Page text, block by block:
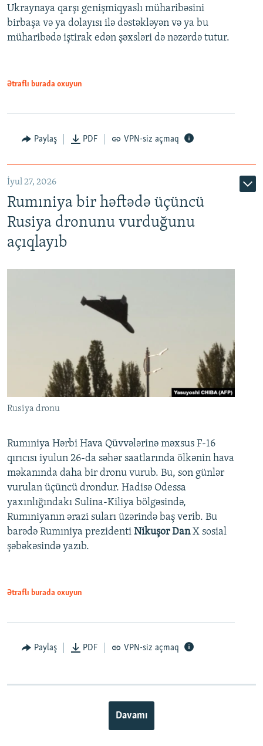
Ukraynaya qarşı genişmiqyaslı müharibəsini
birbaşa və ya dolayısı ilə dəstəkləyən və ya bu
müharibədə iştirak edən şəxsləri də nəzərdə tutur.
Ətraflı burada oxuyun
Paylaş PDF VPN-siz açmaq
İyul 27, 2026
Rumıniya bir həftədə üçüncü
Rusiya dronunu vurduğunu
açıqlayıb
Rusiya dronu
Rumıniya Hərbi Hava Qüvvələrinə məxsus F-16
qırıcısı iyulun 26-da səhər saatlarında ölkənin hava
məkanında daha bir dronu vurub. Bu, son günlər
vurulan üçüncü drondur. Hadisə Odessa
yaxınlığındakı Sulina-Kiliya bölgəsində,
Rumıniyanın ərazi suları üzərində baş verib. Bu
barədə Rumıniya prezidenti Nikuşor DanX sosial
şəbəkəsində yazıb.
Ətraflı burada oxuyun
Paylaş PDF VPN-siz açmaq
Davamı